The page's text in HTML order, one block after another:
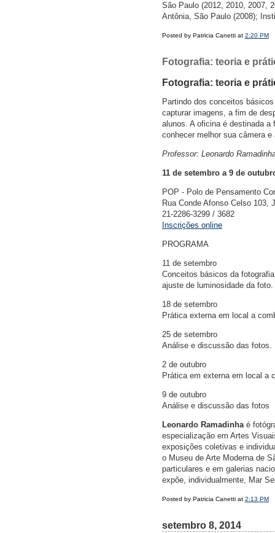
São Paulo (2012, 2010, 2007,
Antônia, São Paulo (2008);
Posted by Patricia Canetti at 2:20 PM
Fotografia: teoria e
Fotografia: teoria e
Partindo dos conceitos
capturar imagens, a fim de
alunos. A oficina é destinada
conhecer melhor sua câmera
Professor: Leonardo
11 de setembro a 9 de
POP - Polo de Pensamento
Rua Conde Afonso Celso 103,
21-2286-3299 / 3682
Inscrições online
PROGRAMA
11 de setembro
Conceitos básicos da
ajuste de luminosidade da
18 de setembro
Prática externa em local a
25 de setembro
Análise e discussão das fotos.
2 de outubro
Prática em externa em local a
9 de outubro
Análise e discussão das fotos
Leonardo Ramadinhaé
especialização em Artes
exposições coletivas e
o Museu de Arte Moderna de
particulares e em galerias
expõe, individualmente, Mar
Posted by Patricia Canetti at 2:13 PM
setembro 8, 2014